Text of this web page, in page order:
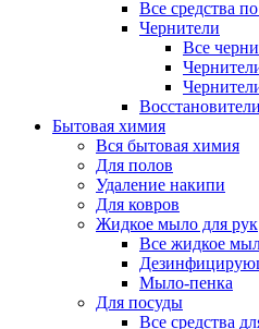
Все средства
Чернители
Все
Восстановители
Бытовая химия
Вся бытовая химия
Для полов
Удаление накипи
Для ковров
Жидкое мыло для рук
Все жидкое
Мыло-пенка
Для посуды
Все средства